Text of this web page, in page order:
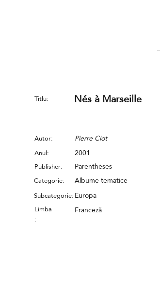
Titlu: Nés à Marseille
Autor: Pierre Ciot
Anul: 2001
Publisher: Parenthèses
Categorie:
Albume tematice
Europa
Subcategorie:
Limba
:
Franceză